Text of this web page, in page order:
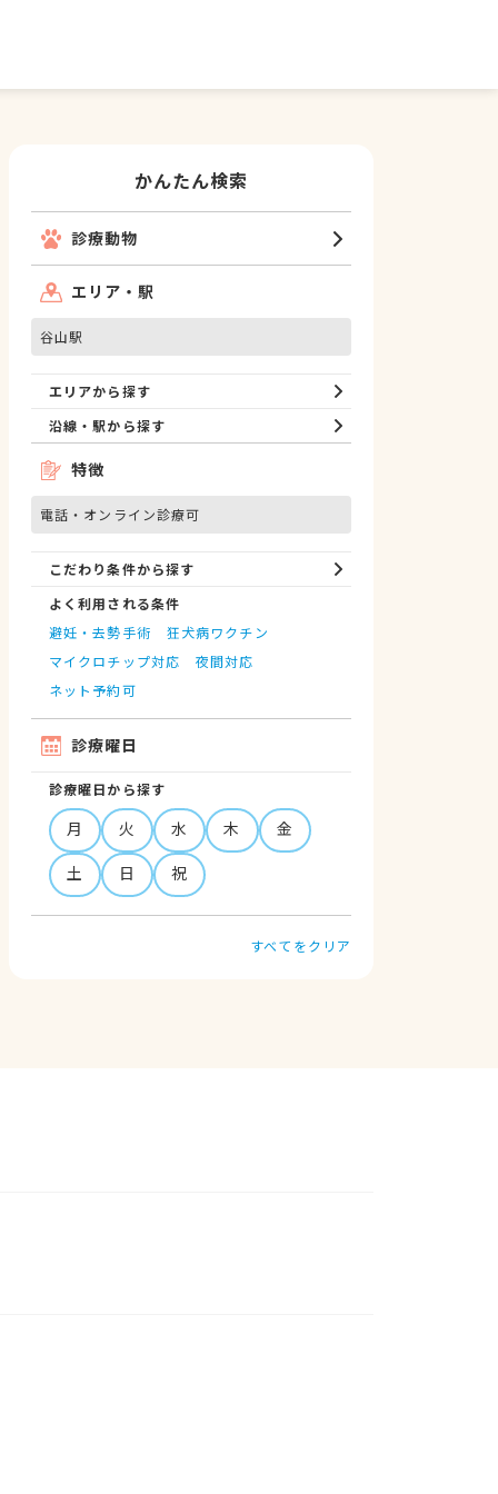
かんたん検索
診療動物
エリア・駅
谷山駅
エリアから探す
沿線・駅から探す
特徴
電話・オンライン診療可
こだわり条件から探す
よく利用される条件
避妊・去勢手術
狂犬病ワクチン
マイクロチップ対応
夜間対応
ネット予約可
診療曜日
診療曜日から探す
月 火 水 木
金
土
日 祝
すべてをクリア